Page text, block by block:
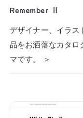
Remember Ⅱ
デザイナー、イラ
品をお洒落なカタ
マです。 ＞